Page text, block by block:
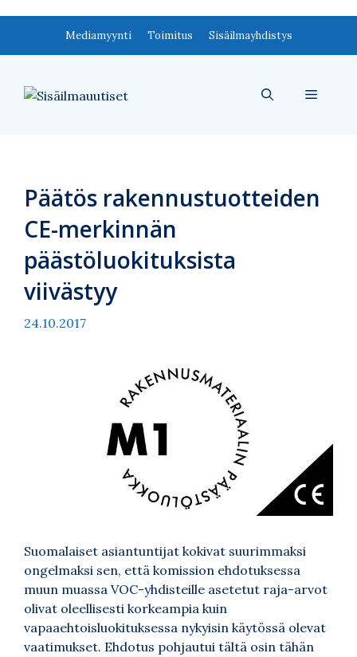
Mediamyynti Toimitus Sisäilmayhdistys
Valikko
Päätös rakennustuotteiden
CE-merkinnän
päästöluokituksista
viivästyy
24.10.2017
Suomalaiset asiantuntijat kokivat suurimmaksi
ongelmaksi sen, että komission ehdotuksessa
muun muassa VOC-yhdisteille asetetut raja-arvot
olivat oleellisesti korkeampia kuin
vapaaehtoisluokituksessa nykyisin käytössä olevat
vaatimukset. Ehdotus pohjautui tältä osin tähän